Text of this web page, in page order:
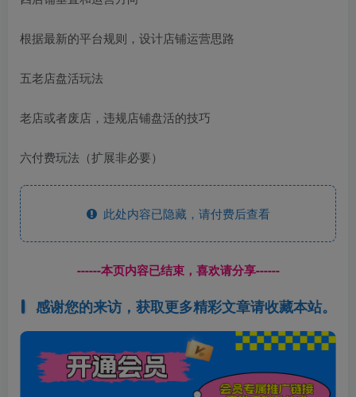
根据最新的平台规则，设计店铺运营思路
五老店盘活玩法
老店或者废店，违规店铺盘活的技巧
六付费玩法（扩展非必要）
此处内容已隐藏，请付费后查看
------本页内容已结束，喜欢请分享------
感谢您的来访，获取更多精彩文章请收藏本站。